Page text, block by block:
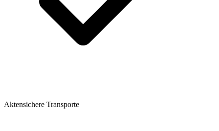
Aktensichere Transporte